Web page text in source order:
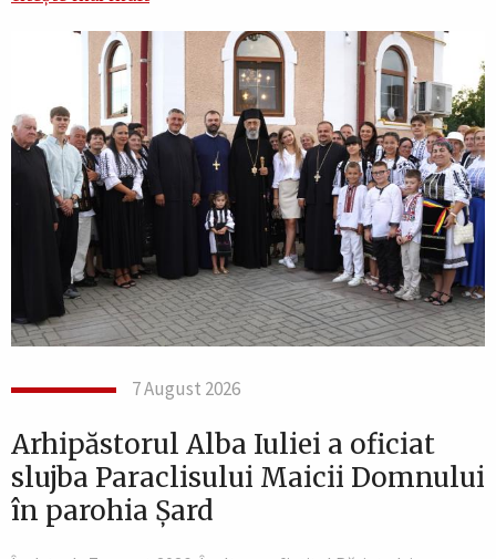
7 August 2026
Arhipăstorul Alba Iuliei a oficiat
slujba Paraclisului Maicii Domnului
în parohia Șard